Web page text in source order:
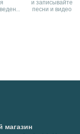
и записывайте
песни и видео
магазин